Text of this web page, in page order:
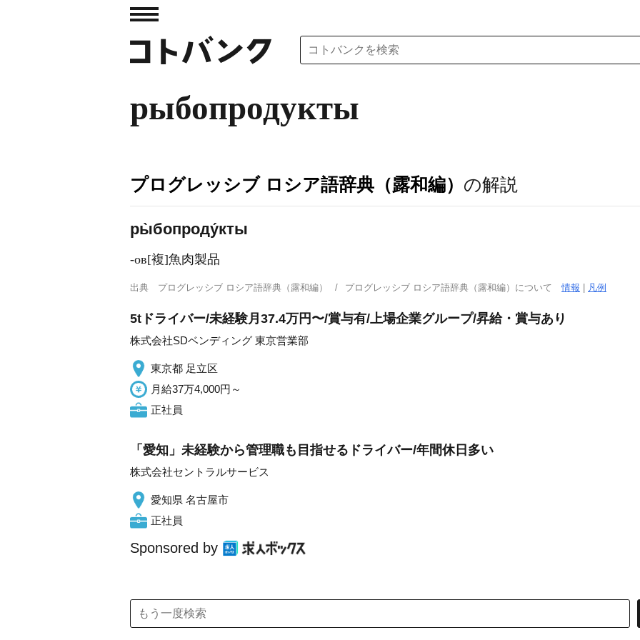
рыбопродукты
プログレッシブ ロシア語辞典（露和編） の解説
ры̀бопроду́кты
-ов[複]魚肉製品
出典 プログレッシブ ロシア語辞典（露和編） プログレッシブ ロシア語辞典（露和編）について情報 凡例
5tドライバー/未経験月37.4万円〜/賞与有/上場企業グループ/昇給・賞与あり
株式会社SDベンディング 東京営業部
東京都 足立区
月給37万4,000円～
正社員
「愛知」未経験から管理職も目指せるドライバー/年間休日多い
株式会社セントラルサービス
愛知県 名古屋市
正社員
Sponsored by